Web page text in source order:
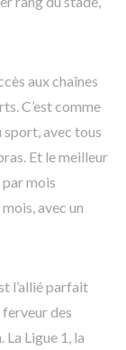
aux chaînes
C’est comme
sport, avec tous
Et le meilleur
mois
avec un
l’allié parfait
des
Ligue 1, la